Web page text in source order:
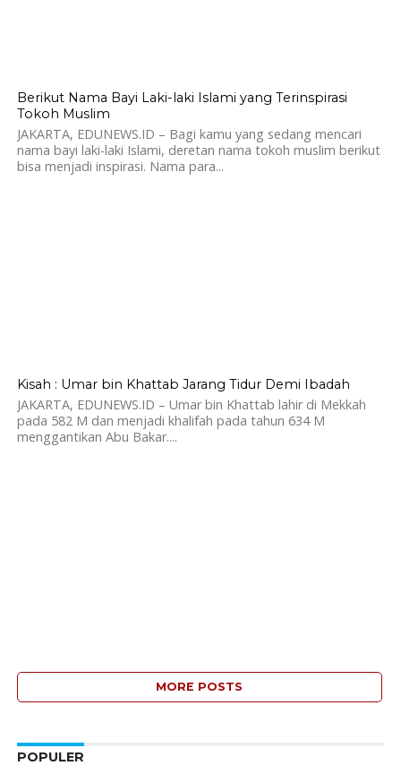
Berikut Nama Bayi Laki-laki Islami yang Terinspirasi
Tokoh Muslim
JAKARTA, EDUNEWS.ID – Bagi kamu yang sedang mencari
nama bayi laki-laki Islami, deretan nama tokoh muslim berikut
bisa menjadi inspirasi. Nama para...
Kisah : Umar bin Khattab Jarang Tidur Demi Ibadah
JAKARTA, EDUNEWS.ID – Umar bin Khattab lahir di Mekkah
pada 582 M dan menjadi khalifah pada tahun 634 M
menggantikan Abu Bakar....
MORE POSTS
POPULER